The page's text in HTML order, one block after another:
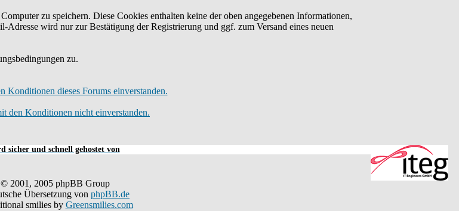
zu speichern. Diese Cookies enthalten keine der oben angegebenen Informationen,
wird nur zur Bestätigung der Registrierung und ggf. zum Versand eines neuen
zu.
Konditionen dieses Forums einverstanden.
den Konditionen nicht einverstanden.
sicher und schnell gehostet von
© 2001, 2005 phpBB Group
Übersetzung von phpBB.de
smilies by Greensmilies.com